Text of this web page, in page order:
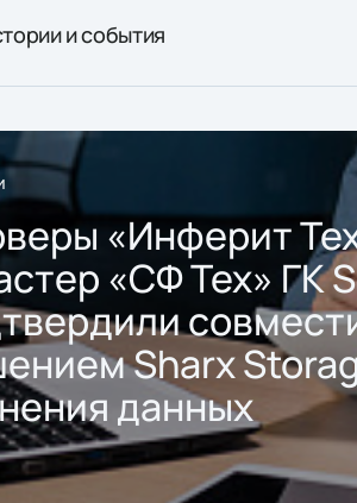
и события
«Инферит
«СФ Тех» ГК
Sharx
данных